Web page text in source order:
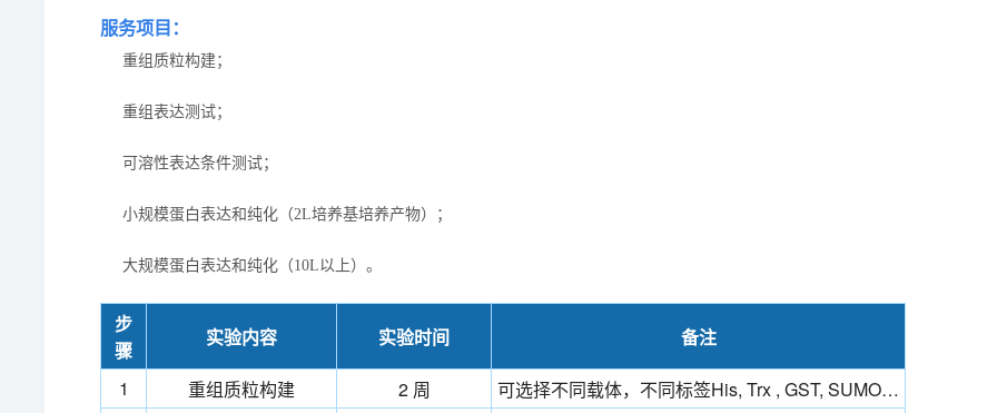
服务项目：
重组质粒构建；
重组表达测试；
可溶性表达条件测试；
小规模蛋白表达和纯化（2L培养基培养产物）；
大规模蛋白表达和纯化（10L以上）。
步
骤
实验内容 实验时间
备注
1
重组质粒构建 2 周
可选择不同载体，不同标签His, Trx , GST, SUMO…